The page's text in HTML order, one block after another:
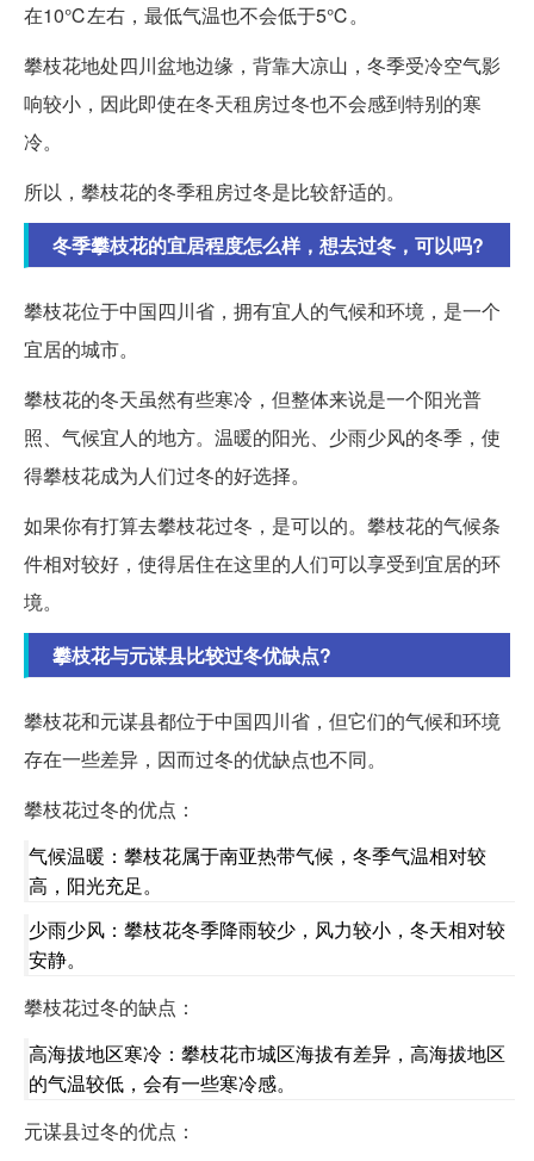
在10℃左右，最低气温也不会低于5℃。
攀枝花地处四川盆地边缘，背靠大凉山，冬季受冷空气影
响较小，因此即使在冬天租房过冬也不会感到特别的寒
冷。
所以，攀枝花的冬季租房过冬是比较舒适的。
冬季攀枝花的宜居程度怎么样，想去过冬，可以吗?
攀枝花位于中国四川省，拥有宜人的气候和环境，是一个
宜居的城市。
攀枝花的冬天虽然有些寒冷，但整体来说是一个阳光普
照、气候宜人的地方。温暖的阳光、少雨少风的冬季，使
得攀枝花成为人们过冬的好选择。
如果你有打算去攀枝花过冬，是可以的。攀枝花的气候条
件相对较好，使得居住在这里的人们可以享受到宜居的环
境。
攀枝花与元谋县比较过冬优缺点?
攀枝花和元谋县都位于中国四川省，但它们的气候和环境
存在一些差异，因而过冬的优缺点也不同。
攀枝花过冬的优点：
气候温暖：攀枝花属于南亚热带气候，冬季气温相对较
高，阳光充足。
少雨少风：攀枝花冬季降雨较少，风力较小，冬天相对较
安静。
攀枝花过冬的缺点：
高海拔地区寒冷：攀枝花市城区海拔有差异，高海拔地区
的气温较低，会有一些寒冷感。
元谋县过冬的优点：